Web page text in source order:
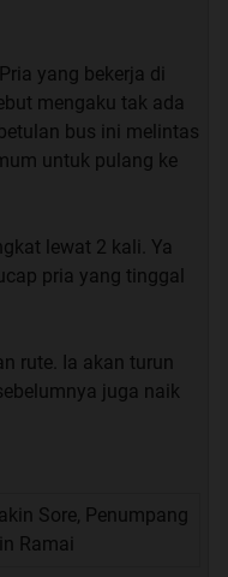
yang bekerja di
mengaku tak ada
bus ini melintas
untuk pulang ke
lewat 2 kali. Ya
pria yang tinggal
rute. Ia akan turun
juga naik